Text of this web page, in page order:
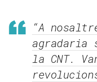
“A
agradaria
la CNT.